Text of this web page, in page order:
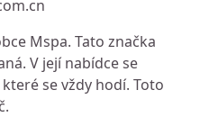
Mspa. Tato značka
V její nabídce se
se vždy hodí. Toto